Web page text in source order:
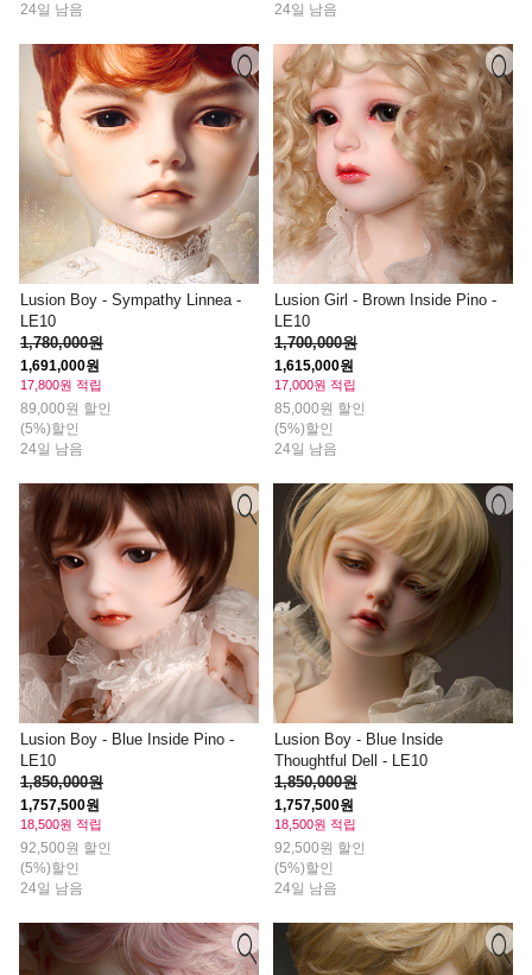
24일 남음
24일 남음
Lusion Boy - Sympathy Linnea -
LE10
1,780,000원
1,691,000원
17,800원 적립
89,000원 할인
(5%)할인
24일 남음
Lusion Girl - Brown Inside Pino -
LE10
1,700,000원
1,615,000원
17,000원 적립
85,000원 할인
(5%)할인
24일 남음
Lusion Boy - Blue Inside Pino -
LE10
1,850,000원
1,757,500원
18,500원 적립
92,500원 할인
(5%)할인
24일 남음
Lusion Boy - Blue Inside
Thoughtful Dell - LE10
1,850,000원
1,757,500원
18,500원 적립
92,500원 할인
(5%)할인
24일 남음